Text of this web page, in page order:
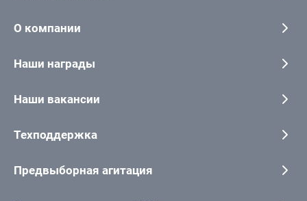
О компании
Наши награды
Наши вакансии
Техподдержка
Предвыборная агитация